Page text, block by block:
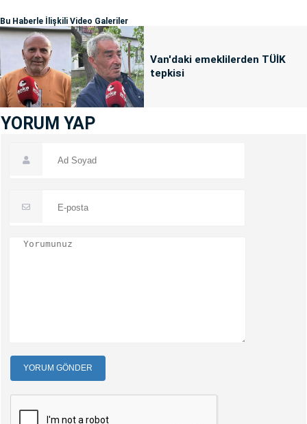
Bu Haberle İlişkili Video Galeriler
Van'daki emeklilerden TÜİK
tepkisi
YORUM YAP
YORUM GÖNDER